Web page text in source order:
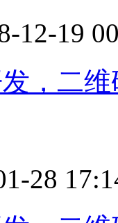
12-19
，二
28